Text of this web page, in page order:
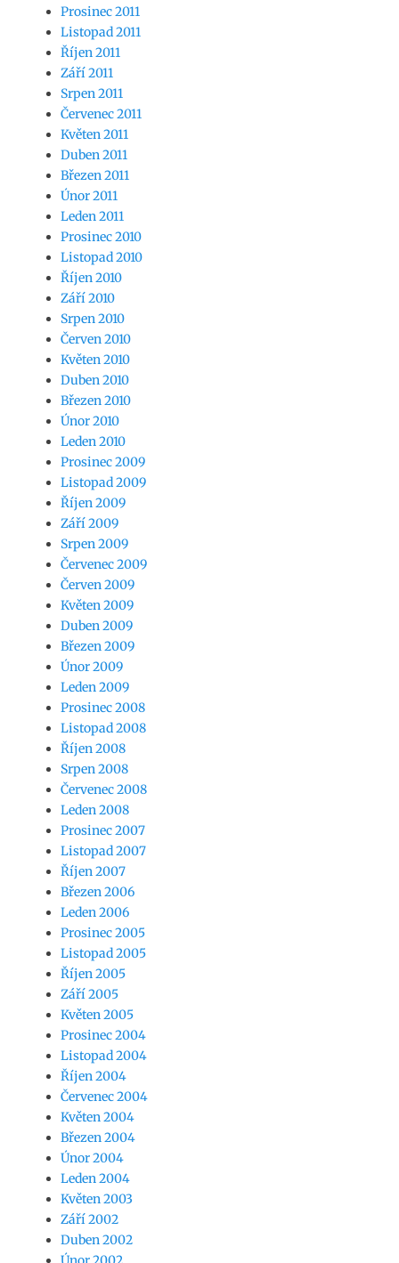
Prosinec 2011
Listopad 2011
Říjen 2011
Září 2011
Srpen 2011
Červenec 2011
Květen 2011
Duben 2011
Březen 2011
Únor 2011
Leden 2011
Prosinec 2010
Listopad 2010
Říjen 2010
Září 2010
Srpen 2010
Červen 2010
Květen 2010
Duben 2010
Březen 2010
Únor 2010
Leden 2010
Prosinec 2009
Listopad 2009
Říjen 2009
Září 2009
Srpen 2009
Červenec 2009
Červen 2009
Květen 2009
Duben 2009
Březen 2009
Únor 2009
Leden 2009
Prosinec 2008
Listopad 2008
Říjen 2008
Srpen 2008
Červenec 2008
Leden 2008
Prosinec 2007
Listopad 2007
Říjen 2007
Březen 2006
Leden 2006
Prosinec 2005
Listopad 2005
Říjen 2005
Září 2005
Květen 2005
Prosinec 2004
Listopad 2004
Říjen 2004
Červenec 2004
Květen 2004
Březen 2004
Únor 2004
Leden 2004
Květen 2003
Září 2002
Duben 2002